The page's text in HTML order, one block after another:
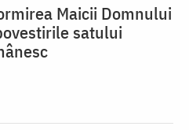
Maicii Domnului
satului